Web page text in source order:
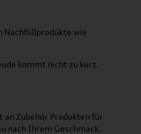
Nachfüllprodukte wie
kommt nicht zu kurz.
an Zubehör Produkten für
nach Ihrem Geschmack.